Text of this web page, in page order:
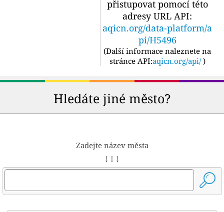
přistupovat pomocí této
adresy URL API:
aqicn.org/data-platform/a
pi/H5496
(Další informace naleznete na
stránce API:aqicn.org/api/ )
Hledáte jiné město?
Zadejte název města
↓ ↓ ↓